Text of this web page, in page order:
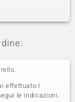
effettuato l
le indicazioni.